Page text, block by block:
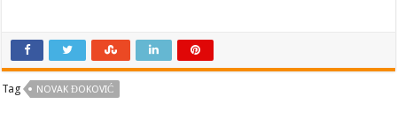
Tag NOVAK ĐOKOVIĆ